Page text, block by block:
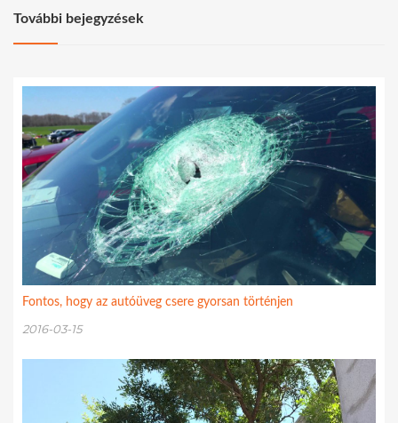
További bejegyzések
Fontos, hogy az autóüveg csere gyorsan történjen
2016-03-15